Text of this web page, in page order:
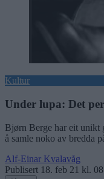
Kultur
Under lupa: Det
Bjørn Berge har eit unikt
å samle noko av bredda
Alf-Einar Kvalavåg
Publisert 18. feb 21 kl.